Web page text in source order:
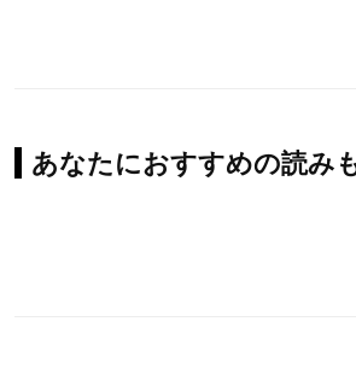
あなたにおすすめの読み